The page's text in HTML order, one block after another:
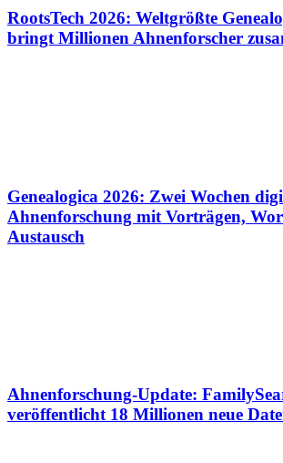
RootsTech 2026: Weltgrößte
bringt Millionen Ahnenforscher
Genealogica 2026: Zwei Wochen
Ahnenforschung mit Vorträgen,
Austausch
Ahnenforschung-Update:
veröffentlicht 18 Millionen neue